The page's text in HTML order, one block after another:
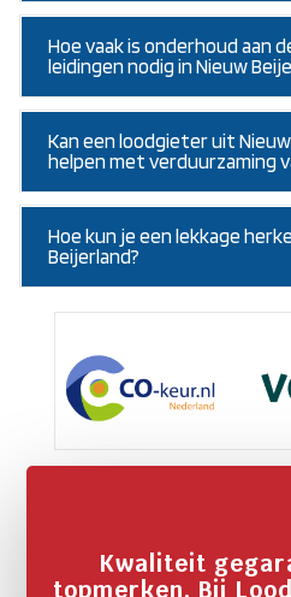
Hoe vaak is onderhoud aan
leidingen nodig in Nieuw
Kan een loodgieter uit
helpen met verduurzaming
Hoe kun je een lekkage
Beijerland?
Kwaliteit
topmerken. Bij